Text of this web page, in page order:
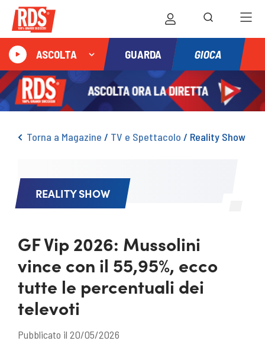
ASCOLTA GUARDA GIOCA
Torna a Magazine / TV e Spettacolo / Reality Show
REALITY SHOW
GF Vip 2026: Mussolini
vince con il 55,95%, ecco
tutte le percentuali dei
televoti
Pubblicato il 20/05/2026